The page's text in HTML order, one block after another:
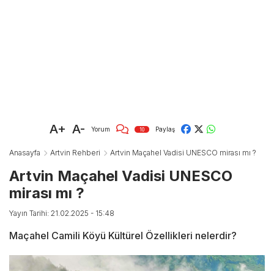
A+ A- Yorum 10 Paylaş
Anasayfa Artvin Rehberi Artvin Maçahel Vadisi UNESCO mirası mı ?
Artvin Maçahel Vadisi UNESCO
mirası mı ?
Yayın Tarihi: 21.02.2025 - 15:48
Maçahel Camili Köyü Kültürel Özellikleri nelerdir?